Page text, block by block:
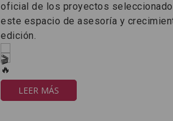
oficial de los proyectos
este espacio de asesoría y
edición.
LEER MÁS